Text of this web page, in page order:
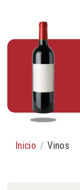
Inicio Vinos